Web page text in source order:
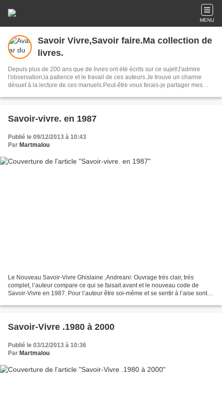
MENU
Savoir Vivre,Savoir faire.Ma collection de
livres.
Depuis plus de 200 ans que de livres ont été écrits sur ce sujet!J'admire
l'observation,la patience et le travail de ces auteurs.Je trouve un charme
désuet à la lecture de ces manuels.Peut-être vous ferais-je partager mes
Savoir-vivre. en 1987
Publié le 09/12/2013 à 10:43
Par Martmalou
Le Nouveau Savoir-Vivre Ghislaine ,Andreani: Ouvrage très clair, très
complet, l’auteur compare ce qui se faisait avant et le nouveau code de
Savoir-Vivre en 1987. Pour l’auteur être soi-même et se sentir à l’aise sont
Savoir-Vivre .1980 à 2000
Publié le 03/12/2013 à 10:36
Par Martmalou